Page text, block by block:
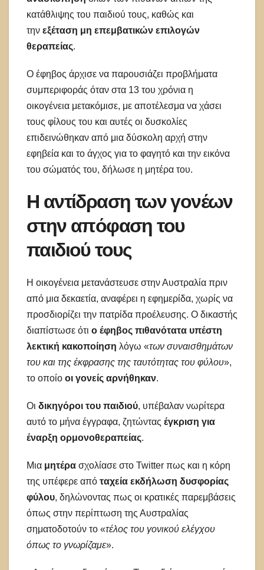
κατάθλιψης του παιδιού τους, καθώς και
την εξέταση μη επεμβατικών επιλογών
θεραπείας.
Ο έφηβος άρχισε να παρουσιάζει προβλήματα
συμπεριφοράς όταν στα 13 του χρόνια η
οικογένεια μετακόμισε, με αποτέλεσμα να χάσει
τους φίλους του και αυτές οι δυσκολίες
επιδεινώθηκαν από μια δύσκολη αρχή στην
εφηβεία και το άγχος για το φαγητό και την εικόνα
του σώματός του, δήλωσε η μητέρα του.
Η αντίδραση των γονέων
στην απόφαση του
παιδιού τους
Η οικογένεια μετανάστευσε στην Αυστραλία πριν
από μια δεκαετία, αναφέρει η εφημερίδα, χωρίς να
προσδιορίζει την πατρίδα προέλευσης. Ο δικαστής
διαπίστωσε ότι ο έφηβος πιθανότατα υπέστη
λεκτική κακοποίηση λόγω «των συναισθημάτων
του και της έκφρασης της ταυτότητας του φύλου»,
το οποίο οι γονείς αρνήθηκαν.
Οι δικηγόροι του παιδιού, υπέβαλαν νωρίτερα
αυτό το μήνα έγγραφα, ζητώντας έγκριση για
έναρξη ορμονοθεραπείας.
Μια μητέρα σχολίασε στο Twitter πως και η κόρη
της υπέφερε από ταχεία εκδήλωση δυσφορίας
φύλου, δηλώνοντας πως οι κρατικές παρεμβάσεις
όπως στην περίπτωση της Αυστραλίας
σηματοδοτούν το «τέλος του γονικού ελέγχου
όπως το γνωρίζαμε».